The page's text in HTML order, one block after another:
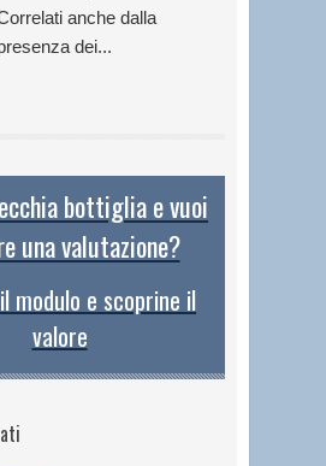
anche dalla
dei...
bottiglia e vuoi
una valutazione?
modulo e scoprine il
valore